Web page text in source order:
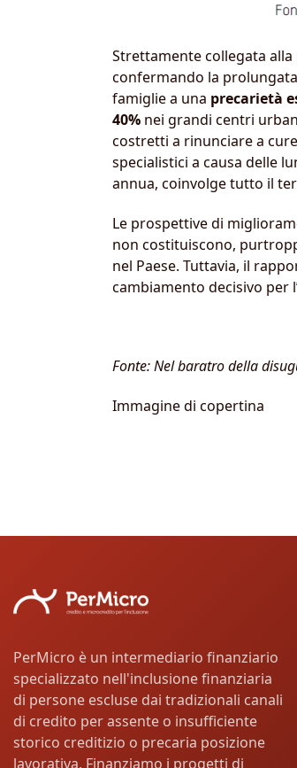
Strettamente collegata
confermando la prolungata
famiglie a una precarietà
40% nei grandi centri
costretti a rinunciare a
specialistici a causa delle
annua, coinvolge tutto il
Le prospettive di
non costituiscono,
nel Paese. Tuttavia, il
cambiamento decisivo per
Fonte: Nel baratro della
Immagine di copertina
PerMicro è un intermediario finanziario
specializzato nell'inclusione finanziaria
di persone escluse dai tradizionali canali
di credito per assente o insufficiente
storico creditizio o precaria posizione
lavorativa. Finanziamo i progetti di